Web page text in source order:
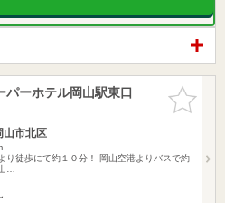
お気に入
りに追加
ーホテル岡山駅東口
山市北区
り徒歩にて約１０分！ 岡山空港よりバスで約
…